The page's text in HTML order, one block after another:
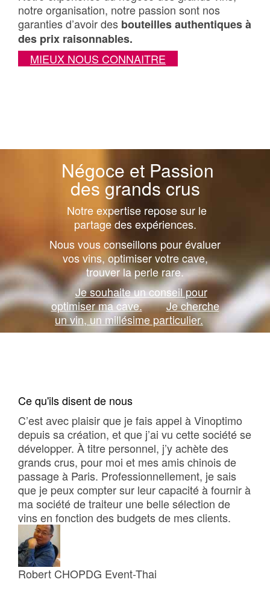
notre organisation, notre passion sont nos
garanties d’avoir des bouteilles authentiques à
des prix raisonnables.
MIEUX NOUS CONNAITRE
Négoce et Passion
des grands crus
Notre expertise repose sur le
partage des expériences.
Nous vous conseillons pour évaluer
vos vins, optimiser votre cave,
trouver la perle rare.
Je souhaite un conseil pour
optimiser ma cave.
Je cherche
un vin, un millésime particulier.
Ce qu'ils disent de nous
C’est avec plaisir que je fais appel à Vinoptimo
depuis sa création, et que j’ai vu cette société se
développer. À titre personnel, j’y achète des
grands crus, pour moi et mes amis chinois de
passage à Paris. Professionnellement, je sais
que je peux compter sur leur capacité à fournir à
ma société de traiteur une belle sélection de
vins en fonction des budgets de mes clients.
Robert CHOPDG Event-Thai